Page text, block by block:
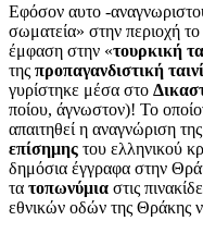
Εφόσον αυτο -
σωματεία» στην περιοχή
έμφαση στην «τουρκική
της προπαγανδιστική
γυρίστηκε μέσα στο
ποίου, άγνωστον)! Το
απαιτηθεί η αναγνώριση της
επίσημης του ελληνικού
δημόσια έγγραφα στην
τα τοπωνύμια στις
εθνικών οδών της Θράκης